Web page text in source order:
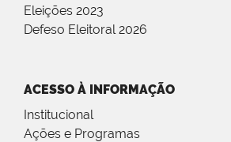
Eleições 2023
Defeso Eleitoral 2026
ACESSO À INFORMAÇÃO
Institucional
Ações e Programas